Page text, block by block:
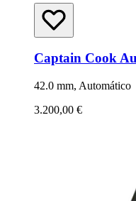
Captain Cook
42.0 mm, Automático
3.200,00 €